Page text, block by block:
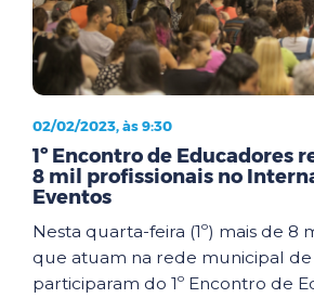
02/02/2023, às 9:30
1º Encontro de Educadores
8 mil profissionais no
Eventos
Nesta quarta-feira (1º) mais de 8
que atuam na rede municipal
participaram do 1º Encontro de